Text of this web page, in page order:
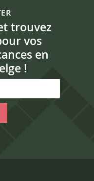
trouvez
vos
en
!